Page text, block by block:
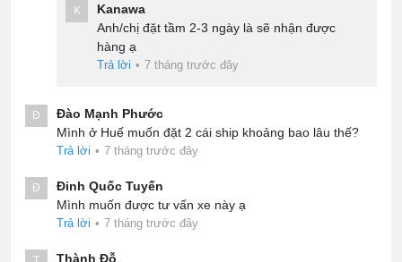
K
Kanawa
Anh/chị đặt tầm 2-3 ngày là sẽ nhận được
hàng ạ
Trả lời • 7 tháng trước đây
Đ
Đào Mạnh Phước
Mình ở Huế muốn đặt 2 cái ship khoảng bao lâu thế?
Trả lời • 7 tháng trước đây
Đ
Đinh Quốc Tuyến
Mình muốn được tư vấn xe này ạ
Trả lời • 7 tháng trước đây
Thành Đỗ